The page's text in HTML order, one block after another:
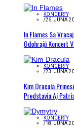
KONCERTY
/26. JÚNA
In Flames Sa
Odohrajú Koncert
KONCERTY
/23. JÚNA
Kim Dracula
Predstavia Aj
KONCERTY
/18. JÚNA